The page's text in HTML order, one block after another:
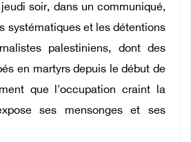
soir, dans un communiqué,
systématiques et les détentions
palestiniens, dont des
en martyrs depuis le début de
que l'occupation craint la
ses mensonges et ses